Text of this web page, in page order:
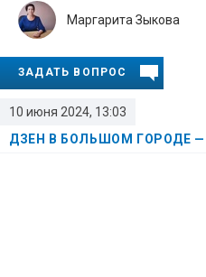
10 июня 2024, 13:03
ДЗЕН В БОЛЬШОМ ГОРОДЕ
Маргарита Зыкова
ЗАДАТЬ ВОПРОС